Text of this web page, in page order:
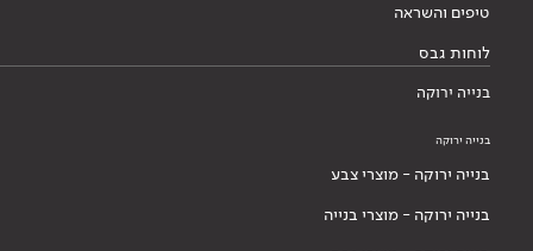
טיפים והשראה
לוחות גבס
בנייה ירוקה
בנייה ירוקה
בנייה ירוקה - מוצרי צבע
בנייה ירוקה - מוצרי בנייה